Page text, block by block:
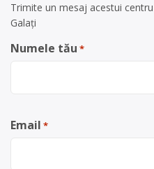
Trimite un mesaj acestui
Galați
Numele tău *
Email *